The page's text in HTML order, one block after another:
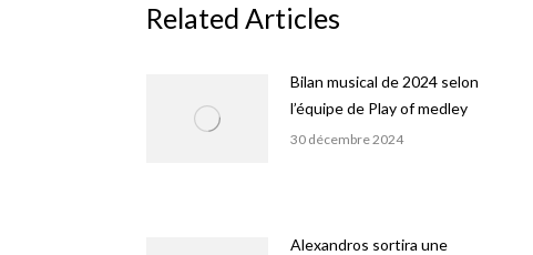
Related Articles
Bilan musical de 2024 selon
l’équipe de Play of medley
30 décembre 2024
Alexandros sortira une